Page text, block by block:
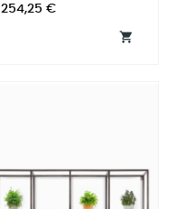
habituel
254,25 €
